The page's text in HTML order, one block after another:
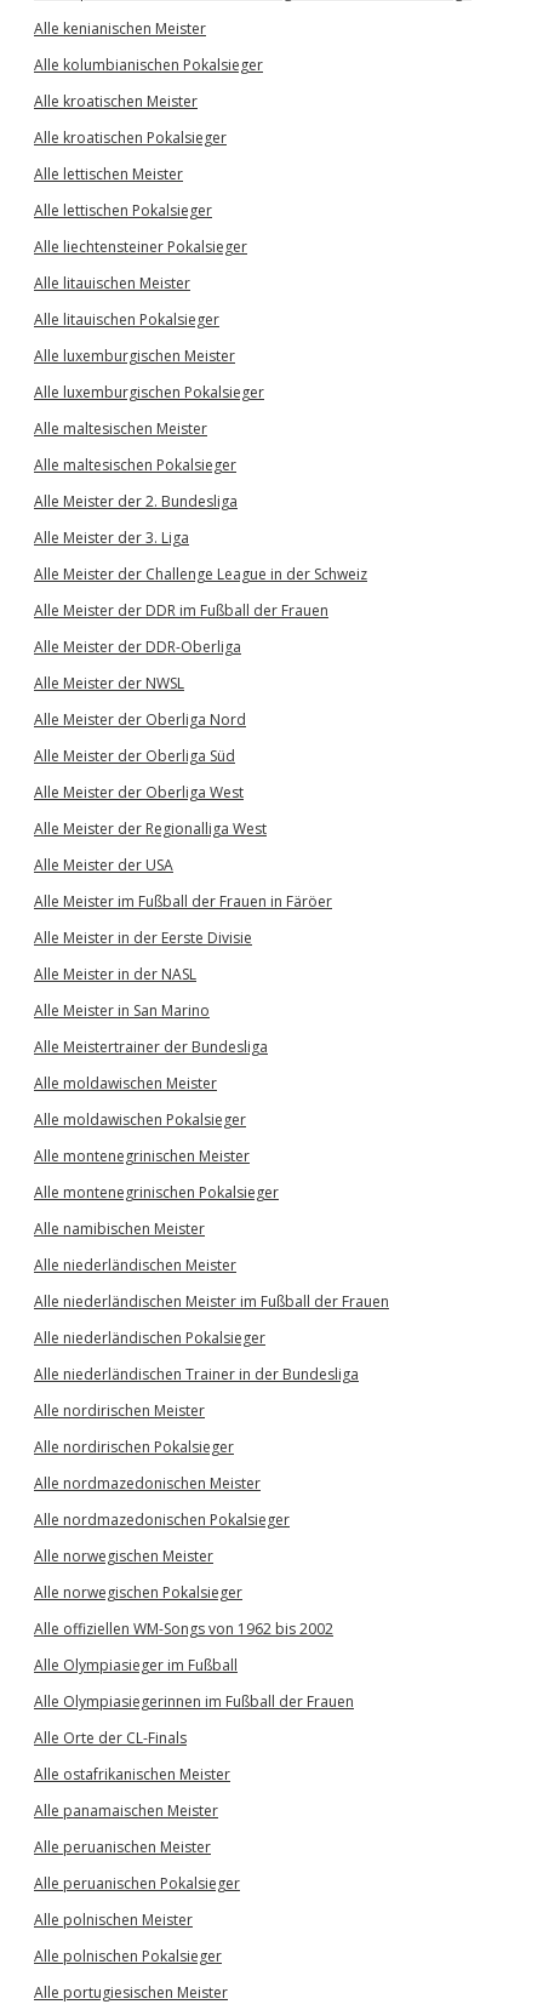
Alle kenianischen Meister
Alle kolumbianischen Pokalsieger
Alle kroatischen Meister
Alle kroatischen Pokalsieger
Alle lettischen Meister
Alle lettischen Pokalsieger
Alle liechtensteiner Pokalsieger
Alle litauischen Meister
Alle litauischen Pokalsieger
Alle luxemburgischen Meister
Alle luxemburgischen Pokalsieger
Alle maltesischen Meister
Alle maltesischen Pokalsieger
Alle Meister der 2. Bundesliga
Alle Meister der 3. Liga
Alle Meister der Challenge League in der Schweiz
Alle Meister der DDR im Fußball der Frauen
Alle Meister der DDR-Oberliga
Alle Meister der NWSL
Alle Meister der Oberliga Nord
Alle Meister der Oberliga Süd
Alle Meister der Oberliga West
Alle Meister der Regionalliga West
Alle Meister der USA
Alle Meister im Fußball der Frauen in Färöer
Alle Meister in der Eerste Divisie
Alle Meister in der NASL
Alle Meister in San Marino
Alle Meistertrainer der Bundesliga
Alle moldawischen Meister
Alle moldawischen Pokalsieger
Alle montenegrinischen Meister
Alle montenegrinischen Pokalsieger
Alle namibischen Meister
Alle niederländischen Meister
Alle niederländischen Meister im Fußball der Frauen
Alle niederländischen Pokalsieger
Alle niederländischen Trainer in der Bundesliga
Alle nordirischen Meister
Alle nordirischen Pokalsieger
Alle nordmazedonischen Meister
Alle nordmazedonischen Pokalsieger
Alle norwegischen Meister
Alle norwegischen Pokalsieger
Alle offiziellen WM-Songs von 1962 bis 2002
Alle Olympiasieger im Fußball
Alle Olympiasiegerinnen im Fußball der Frauen
Alle Orte der CL-Finals
Alle ostafrikanischen Meister
Alle panamaischen Meister
Alle peruanischen Meister
Alle peruanischen Pokalsieger
Alle polnischen Meister
Alle polnischen Pokalsieger
Alle portugiesischen Meister